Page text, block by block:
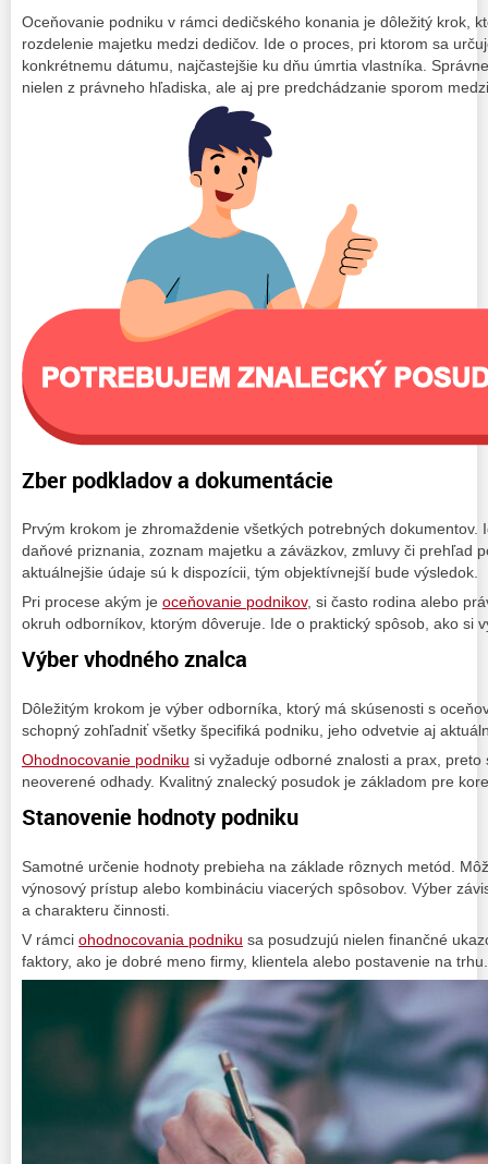
Oceňovanie podniku v rámci dedičského konania je dôležitý krok,
rozdelenie majetku medzi dedičov. Ide o proces, pri ktorom sa
konkrétnemu dátumu, najčastejšie ku dňu úmrtia vlastníka.
nielen z právneho hľadiska, ale aj pre predchádzanie sporom
Zber podkladov a dokumentácie
Prvým krokom je zhromaždenie všetkých potrebných dokumentov.
daňové priznania, zoznam majetku a záväzkov, zmluvy či prehľad
aktuálnejšie údaje sú k dispozícii, tým objektívnejší bude výsledok.
Pri procese akým je oceňovanie podnikov, si často rodina alebo
okruh odborníkov, ktorým dôveruje. Ide o praktický spôsob, ako si
Výber vhodného znalca
Dôležitým krokom je výber odborníka, ktorý má skúsenosti s
schopný zohľadniť všetky špecifiká podniku, jeho odvetvie aj
Ohodnocovanie podniku si vyžaduje odborné znalosti a prax,
neoverené odhady. Kvalitný znalecký posudok je základom pre
Stanovenie hodnoty podniku
Samotné určenie hodnoty prebieha na základe rôznych metód.
výnosový prístup alebo kombináciu viacerých spôsobov. Výber
a charakteru činnosti.
V rámci ohodnocovania podniku sa posudzujú nielen finančné
faktory, ako je dobré meno firmy, klientela alebo postavenie na trhu.